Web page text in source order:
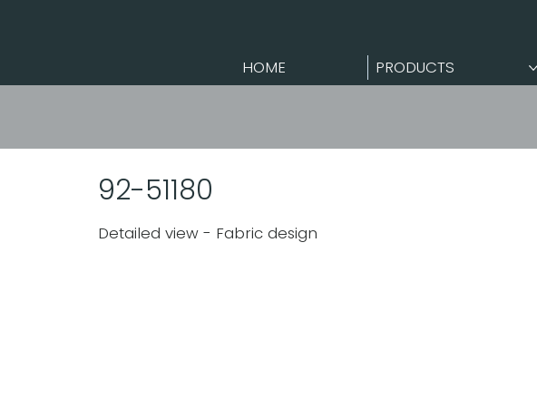
HOME PRODUCTS
92-51180
Detailed view - Fabric design